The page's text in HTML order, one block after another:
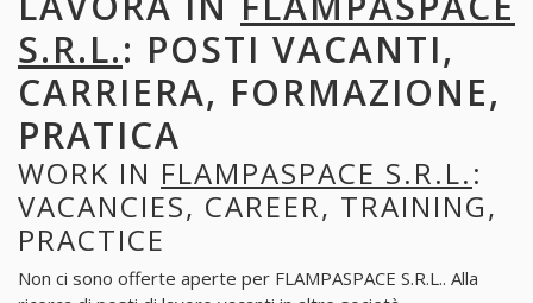
S.R.L.: POSTI VACANTI,
CARRIERA, FORMAZIONE,
PRATICA
WORK IN FLAMPASPACE S.R.L.:
VACANCIES, CAREER, TRAINING,
PRACTICE
Non ci sono offerte aperte per FLAMPASPACE S.R.L.. Alla